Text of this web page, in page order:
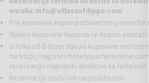
Šarmantno imanje nalazi se na uzvisini sa koje
koji je okružuje. Dan započnite zdravim doručkom
koje možete uživati u ljepotama lokalne prirode.
i romantičnim zalascima sunca. Na imanju se
što gostima osigurava privatnost pri odmaranju.
emaila: info@villasanfilippo.com
Pre kupovine kupona obavezno proverite
Nakon kupovine kupona će kupon postati
U roku od 8 dana nakon kupovine
na http://register.hotelvoucheronline.com
rezervaciju napraviti direktno sa hotelom
Rezervacija zavisi od raspoloživosti